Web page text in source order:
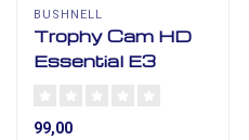
BUSHNELL
Trophy Cam HD
Essential E3
99,00